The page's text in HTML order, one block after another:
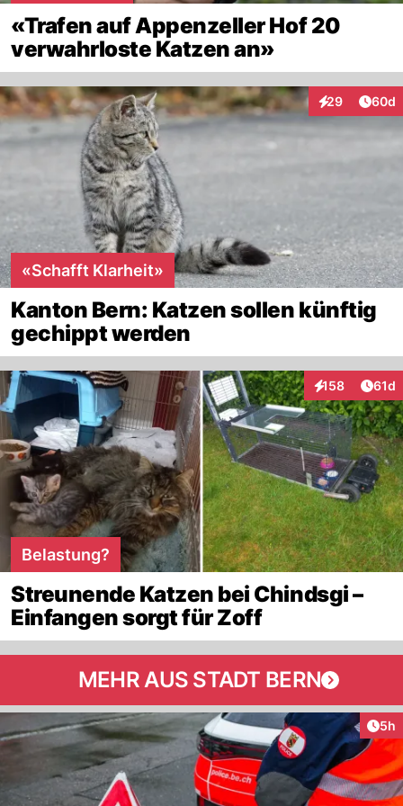
«Trafen auf Appenzeller Hof 20
verwahrloste Katzen an»
29
Interaktionen
60d
«Schafft Klarheit»
Kanton Bern: Katzen sollen künftig
gechippt werden
158
Interaktionen
61d
Belastung?
Streunende Katzen bei Chindsgi –
Einfangen sorgt für Zoff
MEHR AUS STADT BERN
5h